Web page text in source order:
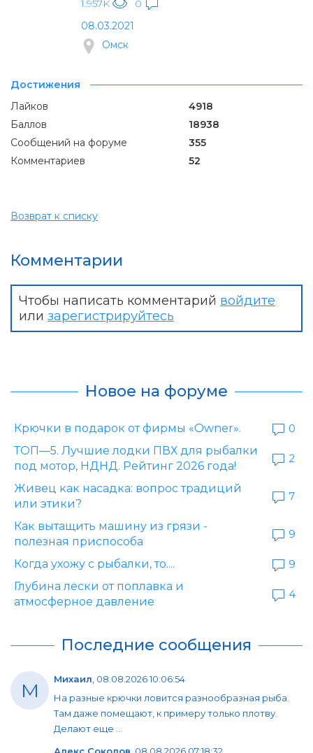
1.957K
0
08.03.2021
Омск
Достижения
Лайков
4918
Баллов
18938
Сообщений на форуме
355
Комментариев
52
Возврат к списку
Комментарии
Чтобы написать комментарий войдите
или зарегистрируйтесь
Новое на форуме
Крючки в подарок от фирмы «Owner».
0
ТОП—5. Лучшие лодки ПВХ для рыбалки
под мотор, НДНД. Рейтинг 2026 года!
2
Живец как насадка: вопрос традиций
или этики?
7
Как вытащить машину из грязи -
полезная приспособа
9
Когда ухожу с рыбалки, то....
9
Глубина лески от поплавка и
атмосферное давление
4
Последние сообщения
М Михаил, 08.08.2026 10:06:54
На разные крючки ловится разнообразная рыба.
Там даже помещают, к примеру только плотву.
Делают еще ...